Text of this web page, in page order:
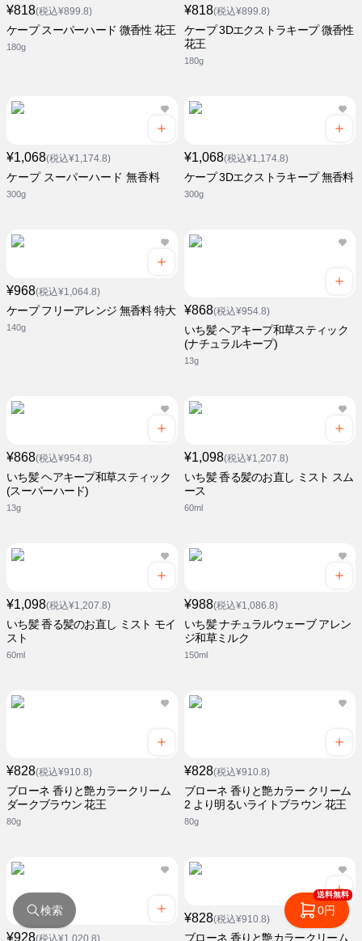
¥818(税込¥899.8)
ケープ スーパーハード 微香性 花王
180g
¥818(税込¥899.8)
ケープ 3Dエクストラキープ 微香性
花王
180g
¥1,068(税込¥1,174.8)
ケープ スーパーハード 無香料
300g
¥1,068(税込¥1,174.8)
ケープ 3Dエクストラキープ 無香料
300g
¥968(税込¥1,064.8)
ケープ フリーアレンジ 無香料 特大
140g
¥868(税込¥954.8)
いち髪 ヘアキープ和草スティック
(ナチュラルキープ)
13g
¥868(税込¥954.8)
いち髪 ヘアキープ和草スティック
(スーパーハード)
13g
¥1,098(税込¥1,207.8)
いち髪 香る髪のお直し ミスト スム
ース
60ml
¥1,098(税込¥1,207.8)
いち髪 香る髪のお直し ミスト モイ
スト
60ml
¥988(税込¥1,086.8)
いち髪 ナチュラルウェーブ アレン
ジ和草ミルク
150ml
¥828(税込¥910.8)
ブローネ 香りと艶カラークリーム
ダークブラウン 花王
80g
¥828(税込¥910.8)
ブローネ 香りと艶カラー クリーム
2 より明るいライトブラウン 花王
80g
¥928
¥828(税込¥910.8)
ブローネ 香りと艶カラークリーム
検索
送料無料
0円